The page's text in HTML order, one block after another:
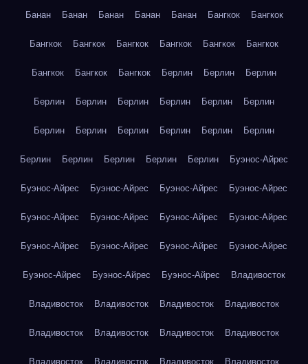
Банан Банан Банан Банан Банан Бангкок Бангкок
Бангкок Бангкок Бангкок Бангкок Бангкок Бангкок
Бангкок Бангкок Бангкок Берлин Берлин Берлин
Берлин Берлин Берлин Берлин Берлин Берлин
Берлин Берлин Берлин Берлин Берлин Берлин
Берлин Берлин Берлин Берлин Берлин Буэнос-Айрес
Буэнос-Айрес Буэнос-Айрес Буэнос-Айрес Буэнос-Айрес
Буэнос-Айрес Буэнос-Айрес Буэнос-Айрес Буэнос-Айрес
Буэнос-Айрес Буэнос-Айрес Буэнос-Айрес Буэнос-Айрес
Буэнос-Айрес Буэнос-Айрес Буэнос-Айрес Владивосток
Владивосток Владивосток Владивосток Владивосток
Владивосток Владивосток Владивосток Владивосток
Владивосток Владивосток Владивосток Владивосток